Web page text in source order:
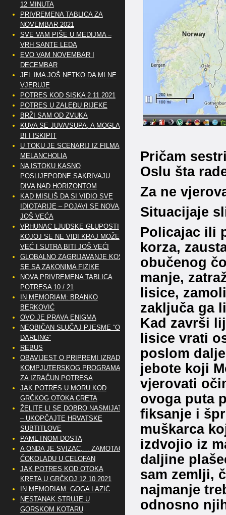
Pričam
Oslu šta
Za ne
Situacijaje
Policajac ili
korza,
obučenog
manje,
lisice,
zaključa ga
Kad završi
lisice vrati
poslom
jebote koji
vjerovati
ovoga puta
fiksanje i
muškarca
izdvojio iz
daljine
sam zemlji,
najmanje
odnosno
12 MINUTA
PRIVREMENA TABLICA ZA
NOVEMBAR 2021
SVE VAM PIŠE U MEDIJMA –
VRH SANTE LEDA
EVO VAM NOVEMBAR I
DECEMBAR
JEL IMA JOŠ NETKO DA MI NE
VJERUJE
POTRES KOD SISKA 2.11.2021
POTRES U ZALEĐU RIJEKE
BRŽI SAM OD ZVUKA
KUVA SE JUVA/SUPA, A MOGLA
BI I ISKIPIT
U TOKU JE SCENARIJ IZ FILMA
MELANCHOLIA
NA ISTOKU KASNO
POSLIJEPODNE SAKRIVAJU
DIVA NAD HORIZONTOM
KAD MISLIŠ DA SI VIDIO SVE
IDIOTARIJE – POJAVI SE NOVA,..
JOŠ VEĆA
VRHUNAC LJUDSKE GLUPOSTI
KOJOJ SE NE VIDI KRAJ MOŽE
VEĆ I SUTRA BITI JOŠ VEĆI
GLOBALNO ZAGRIJAVANJE KOSI
SE SA ZAKONIMA FIZIKE
NOVA PRIVREMENA TABLICA
POTRESA 10 / 21
IN MEMORIAM: BRANKO
BERKOVIĆ
OVO JE PRAVA ENIGMA
NEOBIČAN SLUČAJ PJESME “OH
DARLING”
REBUS
OBAVIJEST O PRIPREMI IZRADE
KOMPJUTERSKOG PROGRAMA
ZA IZRAČUN POTRESA
JAK POTRES U MORU KOD
GRČKOG OTOKA CRETA
ŽELITE LI SE DOBRO NASMIJATI
– UKOPČAJTE HRVATSKE
SUBTITLOVE
PAMETNOM DOSTA
A ONDA JE SVIZAC,… ZAMOTAO
ČOKOLADU U CELOFAN
JAK POTRES KOD OTOKA
KRETA U GRČKOJ 12.10.2021
IN MEMORIAM: GOGA LAZIĆ
NESTANAK STRUJE U
GORSKOM KOTARU